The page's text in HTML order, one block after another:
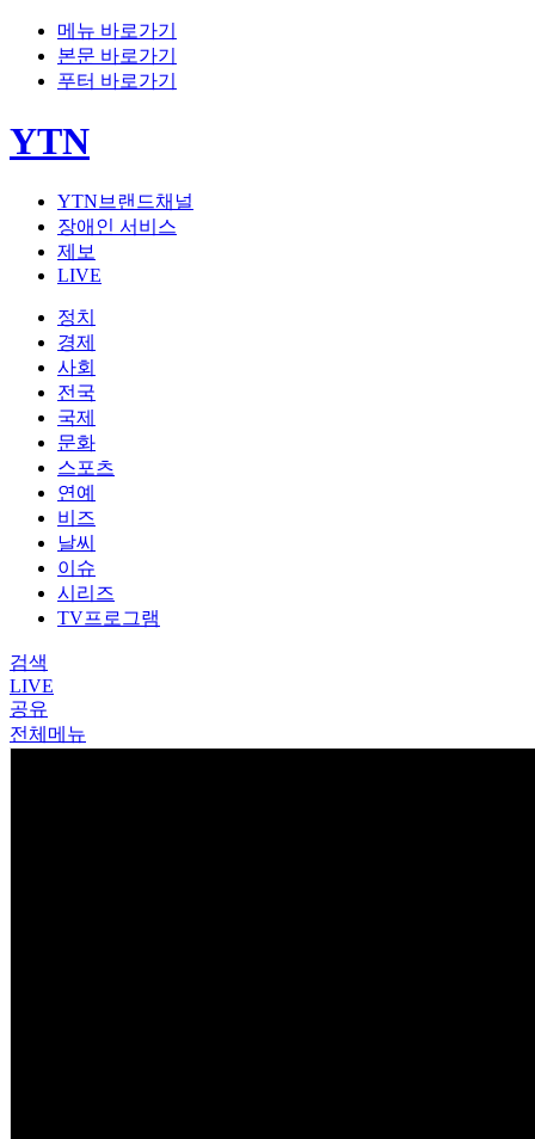
메뉴 바로가기
본문 바로가기
푸터 바로가기
YTN
YTN브랜드채널
장애인 서비스
제보
LIVE
정치
경제
사회
전국
국제
문화
스포츠
연예
비즈
날씨
이슈
시리즈
TV프로그램
검색
LIVE
공유
전체메뉴